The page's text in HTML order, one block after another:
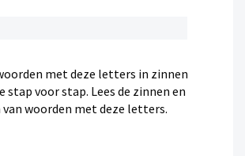
met deze letters in zinnen
stap voor stap. Lees de zinnen en
woorden met deze letters.